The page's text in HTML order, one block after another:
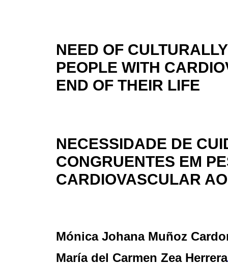
NEED OF
PEOPLE WITH
END OF THEIR LIFE
NECESSIDADE DE
CONGRUENTES EM
CARDIOVASCULAR
Mónica Johana Muñoz
María del Carmen Zea Herrera